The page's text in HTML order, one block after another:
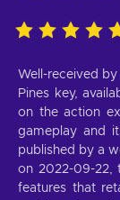
Well-received
Pines key,
on the action
gameplay and
published by a
on 2022-09-22,
features that